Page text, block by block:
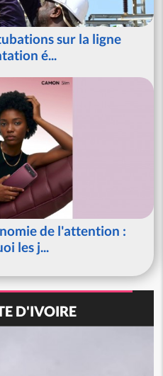
sur la ligne
é...
de l'attention :
les j...
D'IVOIRE